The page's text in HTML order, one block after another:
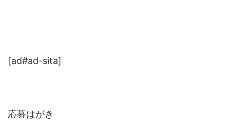
[ad#ad-sita]
応募はがき